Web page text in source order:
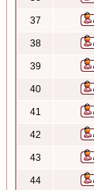
37
38
39
40
41
42
43
44